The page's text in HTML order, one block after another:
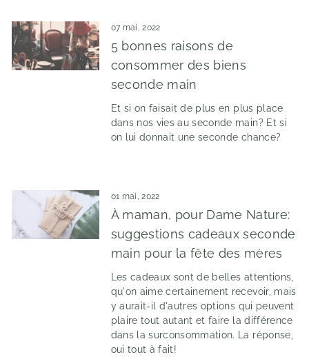
07 mai, 2022
5 bonnes raisons de
consommer des biens
seconde main
Et si on faisait de plus en plus place
dans nos vies au seconde main? Et si
on lui donnait une seconde chance?
01 mai, 2022
À maman, pour Dame Nature:
suggestions cadeaux seconde
main pour la fête des mères
Les cadeaux sont de belles attentions,
qu'on aime certainement recevoir, mais
y aurait-il d'autres options qui peuvent
plaire tout autant et faire la différence
dans la surconsommation. La réponse,
oui tout à fait!